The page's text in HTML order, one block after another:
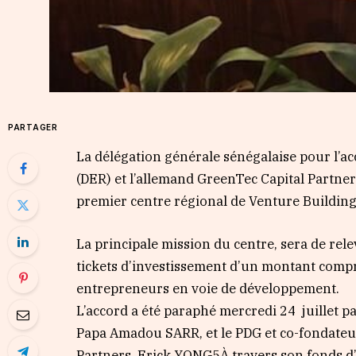
PARTAGER
La délégation générale sénégalaise pour
(DER) et l’allemand GreenTec Capital
premier centre régional de Venture
La principale mission du centre, sera de
tickets d’investissement d’un montant
entrepreneurs en voie de développement.
L’accord a été paraphé mercredi 24 juillet
Papa Amadou SARR, et le PDG et co-